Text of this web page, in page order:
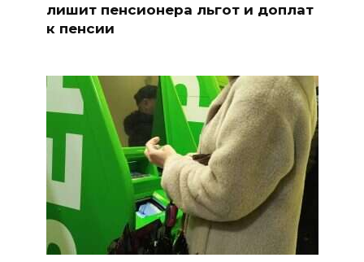
лишит пенсионера льгот и доплат
к пенсии